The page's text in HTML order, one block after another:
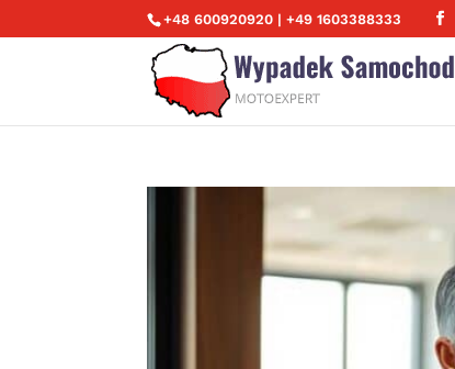
+48 600920920 | +49 1603388333